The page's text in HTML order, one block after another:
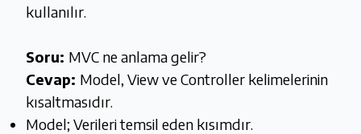
kullanılır.
Soru: MVC ne anlama gelir?
Cevap: Model, View ve Controller kelimelerinin
kısaltmasıdır.
Model; Verileri temsil eden kısımdır.